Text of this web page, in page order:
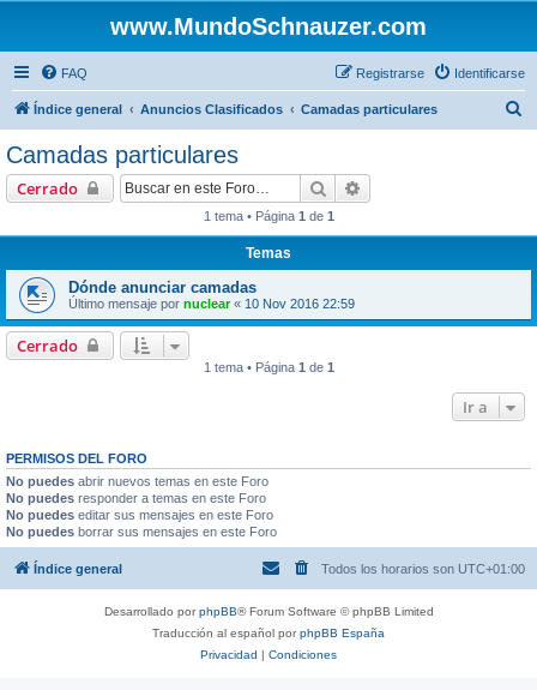
www.MundoSchnauzer.com
FAQ Identificarse
Registrarse
Índice general Anuncios Clasificados Camadas particulares
Camadas particulares
Cerrado Buscar
1 tema • Página 1 de 1
Temas
Dónde anunciar camadas
Último mensaje por nuclear« 10 Nov 2016 22:59
Cerrado
1 tema • Página 1 de 1
Ir a
PERMISOS DEL FORO
No puedes abrir nuevos temas en este Foro
No puedes responder a temas en este Foro
No puedes editar sus mensajes en este Foro
No puedes borrar sus mensajes en este Foro
Índice general Todos los horarios son UTC+01:00
Desarrollado porphpBB® Forum Software © phpBB Limited
Traducción al español porphpBB España
Privacidad | Condiciones